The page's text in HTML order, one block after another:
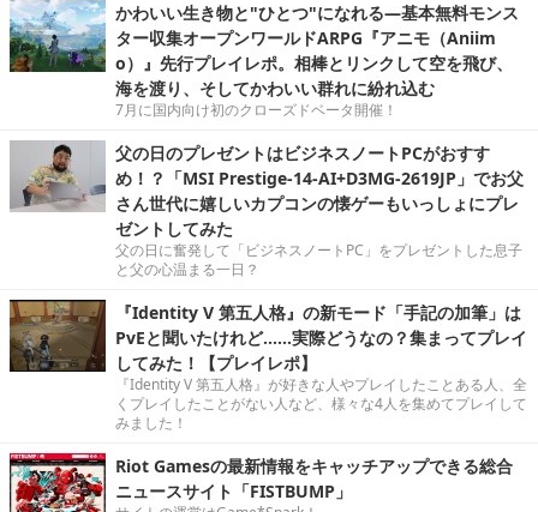
かわいい生き物と"ひとつ"になれる―基本無料モンス
ター収集オープンワールドARPG『アニモ（Aniim
o）』先行プレイレポ。相棒とリンクして空を飛び、
海を渡り、そしてかわいい群れに紛れ込む
7月に国内向け初のクローズドベータ開催！
父の日のプレゼントはビジネスノートPCがおすす
め！？「MSI Prestige-14-AI+D3MG-2619JP」でお父
さん世代に嬉しいカプコンの懐ゲーもいっしょにプレ
ゼントしてみた
父の日に奮発して「ビジネスノートPC」をプレゼントした息子
と父の心温まる一日？
『Identity V 第五人格』の新モード「手記の加筆」は
PvEと聞いたけれど……実際どうなの？集まってプレイ
してみた！【プレイレポ】
『Identity V 第五人格』が好きな人やプレイしたことある人、全
くプレイしたことがない人など、様々な4人を集めてプレイして
みました！
Riot Gamesの最新情報をキャッチアップできる総合
ニュースサイト「FISTBUMP」